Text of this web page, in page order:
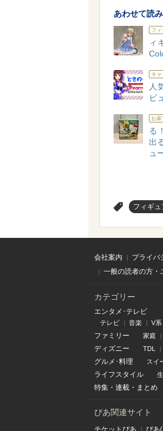
あわせて読
フィ
ィ
キ
人
ビ
お家
る
出
ュ
フィギュ
会社案内 プライバ
一般の読者の方・
カテゴリー
エンタメ･テレビ
テレビ 音楽 V系
ファミリー 家庭
ディズニー TDL
グルメ･料理 スイ
ライフスタイル
特集 ・ 連載 ・ まとめ
ぴあ関連サイト
チケットぴあ ぴあ